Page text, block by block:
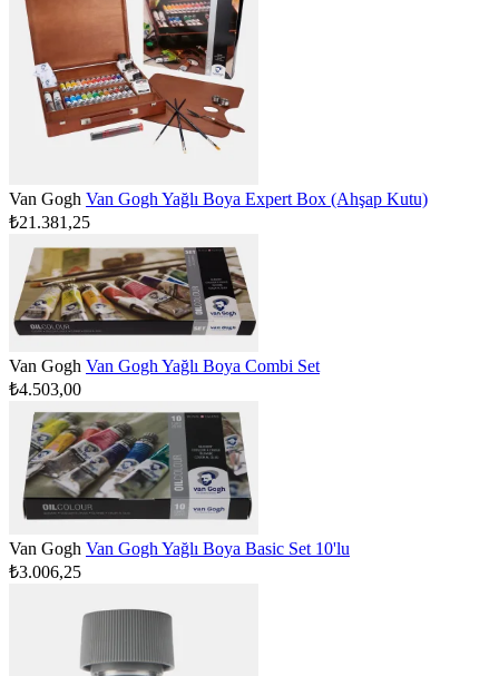
Van Gogh Van Gogh Yağlı Boya Expert Box (Ahşap Kutu)
₺21.381,25
Van Gogh Van Gogh Yağlı Boya Combi Set
₺4.503,00
Van Gogh Van Gogh Yağlı Boya Basic Set 10'lu
₺3.006,25